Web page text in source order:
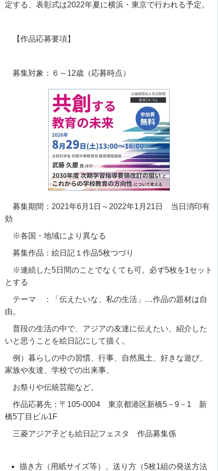
定する、表彰式は2022年夏に横浜・東京で行われる予定。
【作品応募要項】
募集対象：６～ 12歳（応募時点）
募集期間： 2021年6月 1 日～ 2022年1 月 21 日 当日消印有
効
※各国・地域により異なる
募集作品：絵日記１作品5枚つづり
※連続した5日間のことでなくても可。必ず5枚を1セット
とする
テーマ ：「伝えたいな、私の生活」…作品の題材は自
由。
普段の生活の中で、アジアの友達に伝えたい、紹介した
いと思うことを絵日記にして描く。
例）暮らしの中の習慣、行事、自然風土、好きな遊び、
家族や友達、学校での出来事、
お祭りや伝統芸能など。
作品応募先：〒 105-0004 東京都港区新橋5 － 9 － 1 新
橋5丁目ビル1F
三菱アジア子ども絵日記フェスタ 作品募集係
描き方（用紙サイズ等）、送り方（5枚1組の発送方法